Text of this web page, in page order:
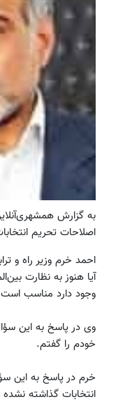
به گزارش
اصلاحات ‌تحریم
احمد خرم وزیر راه و
آیا هنوز به ‌نظارت
وجود دارد مناسب
وی در پاسخ به این
خودم را گفتم.
خرم در پاسخ به این
انتخابات گذاشته نشده
گیاهی کبد رو با تخفیف
خرید محصول